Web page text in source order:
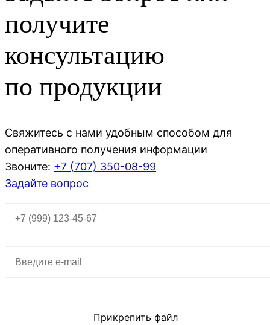
получите
консультацию
по продукции
Свяжитесь с нами удобным способом для
оперативного получения информации
Звоните: +7 (707) 350-08-99
Задайте вопрос
Прикрепить файл